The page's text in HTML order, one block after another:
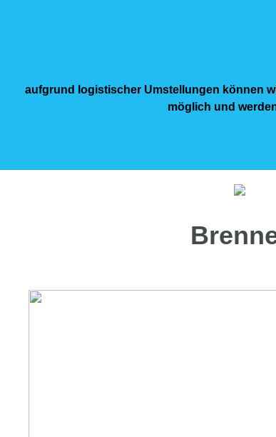
aufgrund logistischer Umstellungen können
möglich und